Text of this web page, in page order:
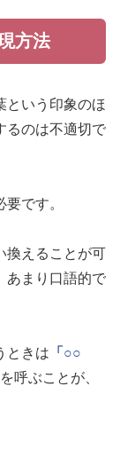
方法
という印象のほ
るのは不適切で
です。
換えることが可
あまり口語的で
ときは 「○○
呼ぶことが、